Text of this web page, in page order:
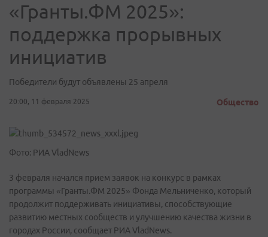
«Гранты.ФМ 2025»:
поддержка прорывных
инициатив
Победители будут объявлены 25 апреля
20:00, 11 февраля 2025 Общество
Фото: РИА VladNews
3 февраля начался прием заявок на конкурс в рамках
программы «Гранты.ФМ 2025» Фонда Мельниченко, который
продолжит поддерживать инициативы, способствующие
развитию местных сообществ и улучшению качества жизни в
городах России, сообщает РИА VladNews.